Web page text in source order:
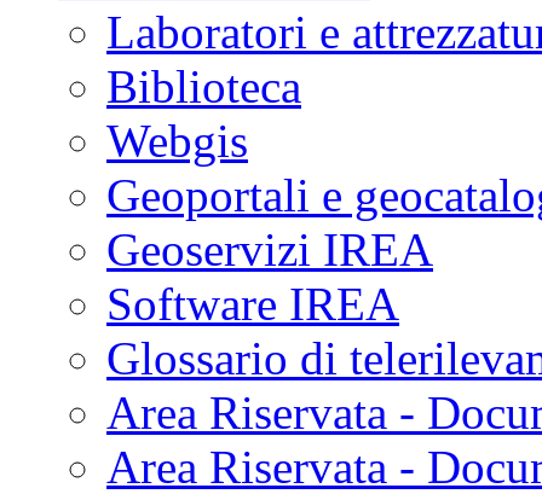
Laboratori e
Biblioteca
Webgis
Geoportali e
Geoservizi IREA
Software IREA
Glossario di
Area Riservata -
Area Riservata -